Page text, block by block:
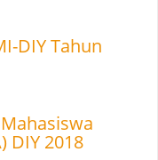
DIY Tahun
DIY 2018